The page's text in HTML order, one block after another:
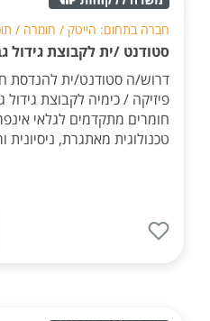
חברה בתחום: הייטק / חומרה /
סטודנט /ית לקבוצת גידול
דרוש/ה סטודנט/ית להנדסת
פיזיקה / כימיה לקבוצת
חומרים מתקדמים לגלאי
טכנולוגית מאתגרת,